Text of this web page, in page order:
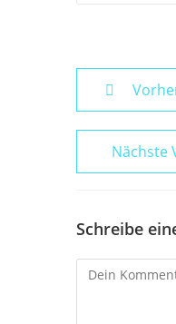
Nächste
Schreibe